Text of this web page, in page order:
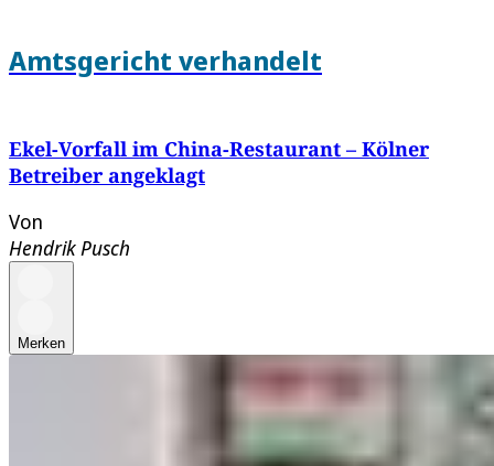
Amtsgericht verhandelt
Ekel-Vorfall im China-Restaurant – Kölner
Betreiber angeklagt
Von
Hendrik Pusch
Merken